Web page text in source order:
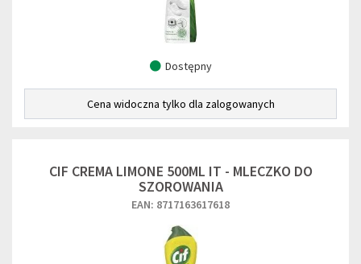
Dostępny
Cena widoczna tylko dla zalogowanych
CIF CREMA LIMONE 500ML IT - MLECZKO DO
SZOROWANIA
EAN: 8717163617618